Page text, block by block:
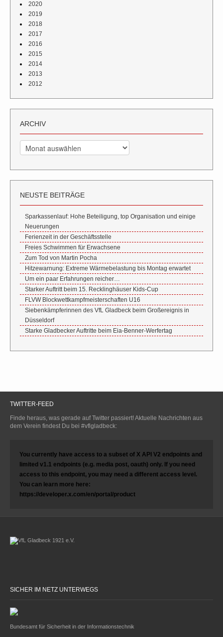
2020
2019
2018
2017
2016
2015
2014
2013
2012
ARCHIV
Archiv
NEUSTE BEITRÄGE
Sparkassenlauf: Hohe Beteiligung, top Organisation und einige
Neuerungen
Ferienzeit in der Geschäftsstelle
Freies Schwimmen für Erwachsene
Zum Tod von Martin Pocha
Hitzewarnung: Extreme Wärmebelastung bis Montag erwartet
Um ein paar Erfahrungen reicher…
Starker Auftritt beim 15. Recklinghäuser Kids-Cup
FLVW Blockwettkampfmeisterschaften U16
Siebenkämpferinnen des VfL Gladbeck beim Großereignis in
Düsseldorf
Starke Gladbecker Auftritte beim Eia-Benner-Werfertag
TWITTER-FEED
Finde heraus, was gerade auf Twitter passiert! Aktuelle Nachrichten aus
dem Verein findest Du bei #vflgladbeck:
You currently have access to a subset of X API V2 endpoints and
limited v1.1 endpoints (e.g. media post, oauth) only. If you need
access to this endpoint, you may need a different access level.
You can learn more here:
https://developer.x.com/en/portal/product
SICHER IM NETZ UNTERWEGS
Bundesamt für Sicherheit in der Informationstechnik